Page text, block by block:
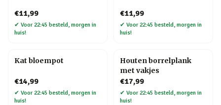
€11,99
✔ Voor 22:45 besteld, morgen in
huis!
€11,99
✔ Voor 22:45 besteld, morgen in
huis!
Kat bloempot
€14,99
✔ Voor 22:45 besteld, morgen in
huis!
Houten borrelplank
met vakjes
€17,99
✔ Voor 22:45 besteld, morgen in
huis!